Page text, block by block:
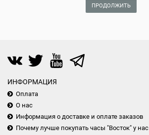
ПРОДОЛЖИТЬ
ИНФОРМАЦИЯ
Оплата
О нас
Информация о доставке и оплате заказов
Почему лучше покупать часы "Восток" у нас